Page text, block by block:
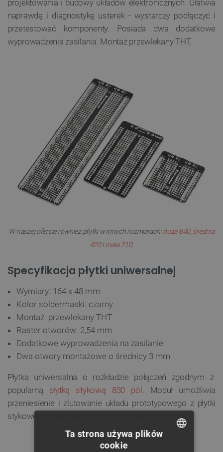
projektowania i budowy układów elektronicznych. Ułatwia
naprawdę i diagnostykę usterek - wystarczy podłączyć i
przetestować komponenty. Posiada dwa dodatkowe
wyprowadzenia zasilania. Montaż przewlekany THT.
W naszej ofercie również płytki w innych rozmiarach:duża 840, średnia
420imała 210.
Specyfikacja płytki uniwersalnej
Wymiary: 164 x 48 mm
Kolor soldermaski: czarny
Montaż: przewlekany THT
Raster otworów: 2,54 mm
Dodatkowe wyprowadzenia na zasilanie
Dwa otwory montażowe o średnicy 3 mm
Płytka uniwersalna o rozkładzie połączeń zgodnym z
popularną płytką stykową 830 pól . Moduł umożliwia
przeniesienie i zlutowanie układu prototypowego z płytki
stykowej zachowując przy tym rozkład elementów.
Ta strona używa plików
cookie